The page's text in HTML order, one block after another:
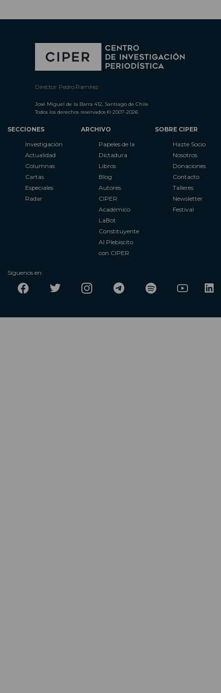
Director: Pedro Ramírez
José Miguel de la Barra 412, Santiago de Chile
Todos los derechos reservados © 2007-2026
SECCIONES
Investigación
Actualidad
Columnas
Cartas
Especiales
Radar
ARCHIVO
Papeles de la
Dictadura
Libros
Blog
Autores
CIPER
Académico
LaBot
Constituyente
Al Plebiscito
con CIPER
SOBRE CIPER
Hazte Socio
Nosotros
Donaciones
Contacto
Talleres
Newsletter
Festival
Síguenos en: